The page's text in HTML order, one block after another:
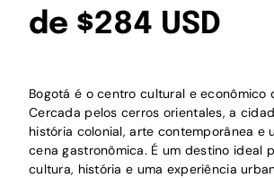
de $284 USD
Bogotá é o centro cultural e econômico
Cercada pelos cerros orientales, a
história colonial, arte contemporânea e
cena gastronômica. É um destino ideal
cultura, história e uma experiência